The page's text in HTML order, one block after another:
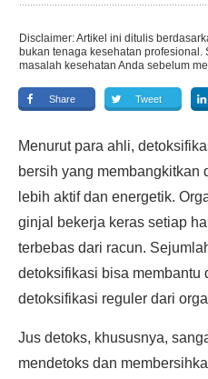
Disclaimer: Artikel ini ditulis
bukan tenaga kesehatan
masalah kesehatan Anda sebelum
Share Tweet
Menurut para ahli,
bersih yang membangkitkan
lebih aktif dan energetik.
ginjal bekerja keras setiap
terbebas dari racun.
detoksifikasi bisa membantu
detoksifikasi reguler dari
Jus detoks, khususnya,
mendetoks dan